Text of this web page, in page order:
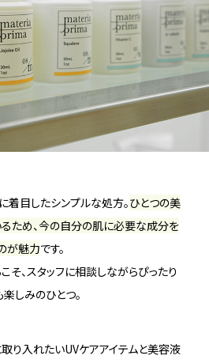
着目したシンプルな処方。ひとつの美
ため、今の自分の肌に必要な成分を
が魅力です。
そ、スタッフに相談しながらぴったり
しみのひとつ。
り入れたいUVケアアイテムと美容液